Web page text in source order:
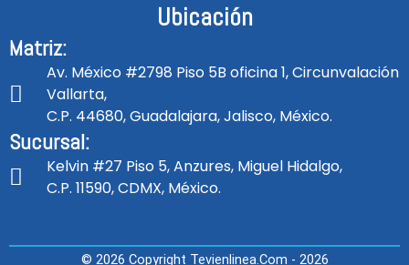
Ubicación
Matriz:
Av. México #2798 Piso 5B oficina 1, Circunvalación
Vallarta,
C.P. 44680, Guadalajara, Jalisco, México.
Sucursal:
Kelvin #27 Piso 5, Anzures, Miguel Hidalgo,
C.P. 11590, CDMX, México.
© 2026 Copyright Tevienlinea.com - 2026